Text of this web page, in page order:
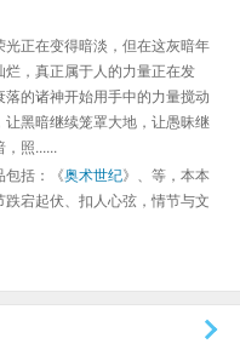
正在变得暗淡，但在这灰暗年
，真正属于人的力量正在发
的诸神开始用手中的力量搅动
黑暗继续笼罩大地，让愚昧继
照......
包括：《奥术世纪》、等，本本
宕起伏、扣人心弦，情节与文